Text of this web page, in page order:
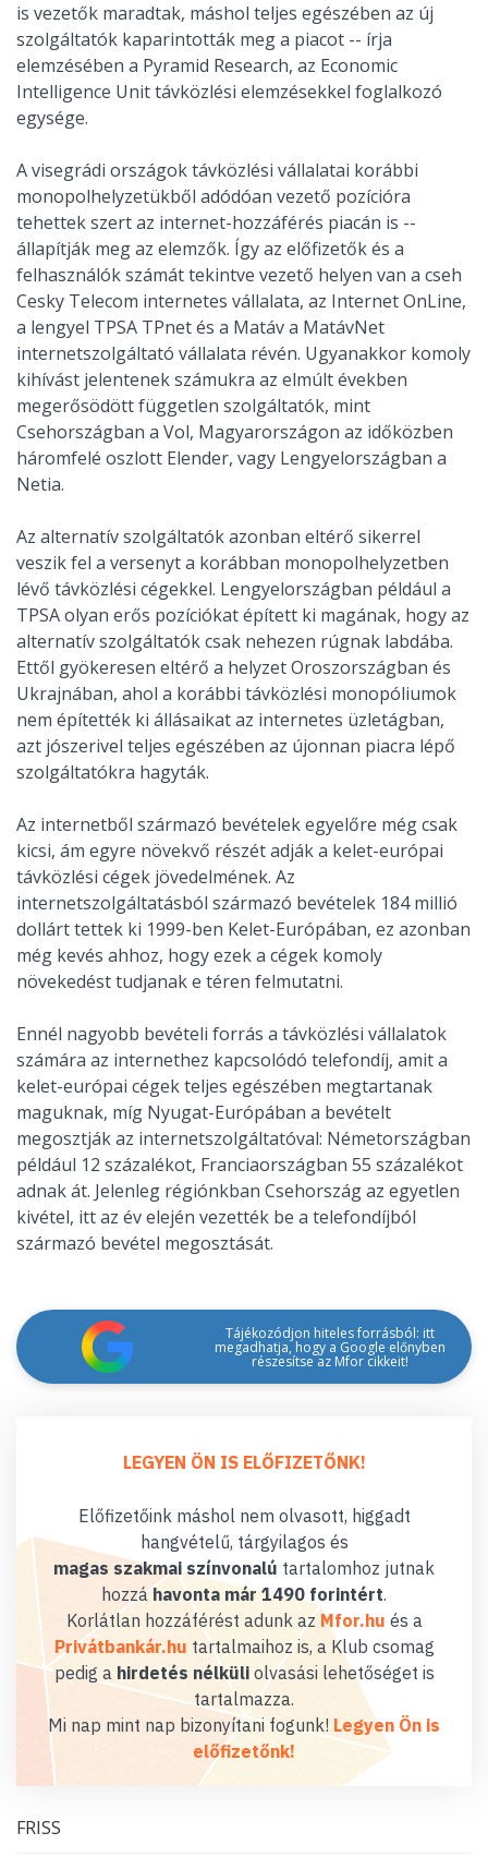
is vezetők maradtak, máshol teljes egészében az új
szolgáltatók kaparintották meg a piacot -- írja
elemzésében a Pyramid Research, az Economic
Intelligence Unit távközlési elemzésekkel foglalkozó
egysége.
A visegrádi országok távközlési vállalatai korábbi
monopolhelyzetükből adódóan vezető pozícióra
tehettek szert az internet-hozzáférés piacán is --
állapítják meg az elemzők. Így az előfizetők és a
felhasználók számát tekintve vezető helyen van a cseh
Cesky Telecom internetes vállalata, az Internet OnLine,
a lengyel TPSA TPnet és a Matáv a MatávNet
internetszolgáltató vállalata révén. Ugyanakkor komoly
kihívást jelentenek számukra az elmúlt években
megerősödött független szolgáltatók, mint
Csehországban a Vol, Magyarországon az időközben
háromfelé oszlott Elender, vagy Lengyelországban a
Netia.
Az alternatív szolgáltatók azonban eltérő sikerrel
veszik fel a versenyt a korábban monopolhelyzetben
lévő távközlési cégekkel. Lengyelországban például a
TPSA olyan erős pozíciókat épített ki magának, hogy az
alternatív szolgáltatók csak nehezen rúgnak labdába.
Ettől gyökeresen eltérő a helyzet Oroszországban és
Ukrajnában, ahol a korábbi távközlési monopóliumok
nem építették ki állásaikat az internetes üzletágban,
azt jószerivel teljes egészében az újonnan piacra lépő
szolgáltatókra hagyták.
Az internetből származó bevételek egyelőre még csak
kicsi, ám egyre növekvő részét adják a kelet-európai
távközlési cégek jövedelmének. Az
internetszolgáltatásból származó bevételek 184 millió
dollárt tettek ki 1999-ben Kelet-Európában, ez azonban
még kevés ahhoz, hogy ezek a cégek komoly
növekedést tudjanak e téren felmutatni.
Ennél nagyobb bevételi forrás a távközlési vállalatok
számára az internethez kapcsolódó telefondíj, amit a
kelet-európai cégek teljes egészében megtartanak
maguknak, míg Nyugat-Európában a bevételt
megosztják az internetszolgáltatóval: Németországban
például 12 százalékot, Franciaországban 55 százalékot
adnak át. Jelenleg régiónkban Csehország az egyetlen
kivétel, itt az év elején vezették be a telefondíjból
származó bevétel megosztását.
Tájékozódjon hiteles forrásból: itt
megadhatja, hogy a Google előnyben
részesítse az Mfor cikkeit!
LEGYEN ÖN IS ELŐFIZETŐNK!
Előfizetőink máshol nem olvasott, higgadt
hangvételű, tárgyilagos és
magas szakmai színvonalú tartalomhoz jutnak
hozzáhavonta már 1490 forintért.
Korlátlan hozzáférést adunk az Mfor.hu és a
Privátbankár.hu tartalmaihoz is, a Klub csomag
pedig a hirdetés nélküliolvasási lehetőséget is
tartalmazza.
Mi nap mint nap bizonyítani fogunk! Legyen Ön is
előfizetőnk!
FRISS